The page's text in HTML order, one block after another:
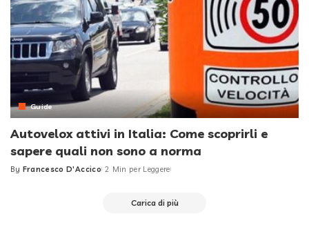
Guide
Autovelox attivi in Italia: Come scoprirli e
sapere quali non sono a norma
Posted
By Francesco D'Accico 2 Min per Leggere
Carica di più